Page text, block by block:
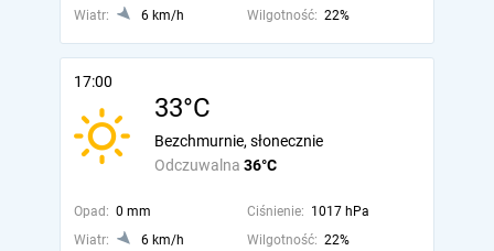
Wiatr:
6 km/h Wilgotność: 22%
17:00
33°C
Odczuwalna 36°C
Bezchmurnie, słonecznie
Opad: 0 mm Ciśnienie: 1017 hPa
Wiatr:
6 km/h Wilgotność: 22%